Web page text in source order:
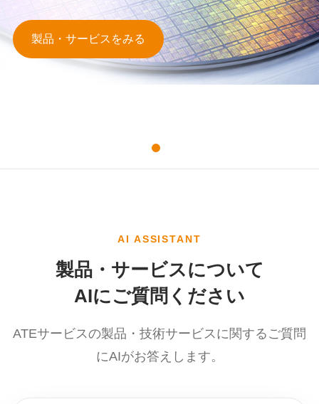
製品・サービスをみる
AI ASSISTANT
製品・サービスについて
AIにご質問ください
ATEサービスの製品・技術サービスに関するご質問
にAIがお答えします。